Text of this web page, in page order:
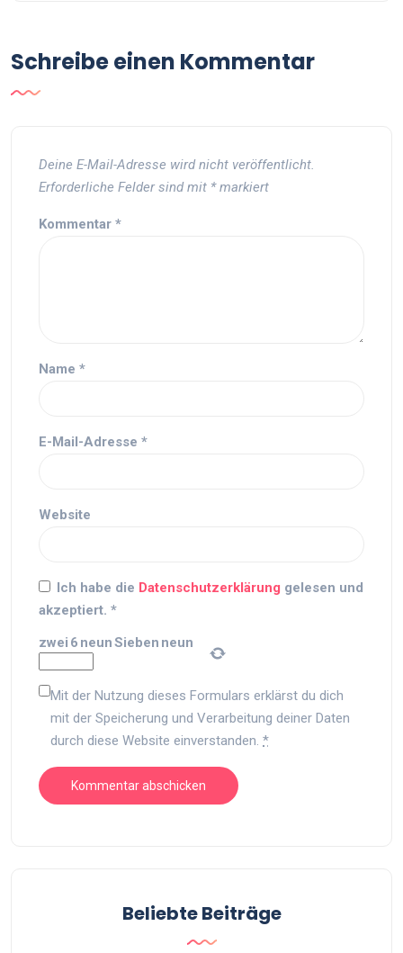
Schreibe einen Kommentar
Deine E-Mail-Adresse wird nicht veröffentlicht.
Erforderliche Felder sind mit *markiert
Kommentar *
Name *
E-Mail-Adresse *
Website
Ich habe die Datenschutzerklärung gelesen und
akzeptiert. *
zwei 6 neunSieben neun
Mit der Nutzung dieses Formulars erklärst du dich
mit der Speicherung und Verarbeitung deiner Daten
durch diese Website einverstanden. *
Beliebte Beiträge